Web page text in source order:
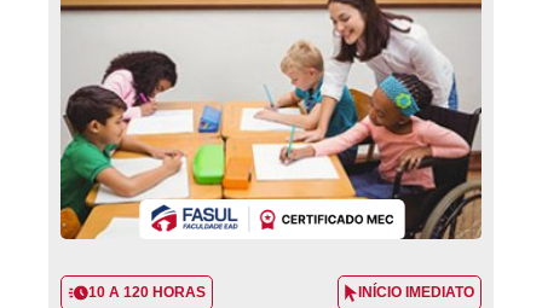
10 A 120 HORAS INÍCIO IMEDIATO